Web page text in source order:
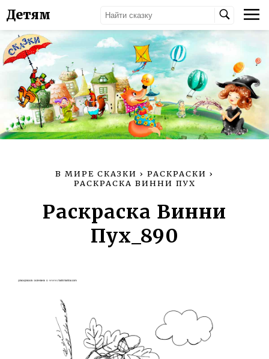
Детям
В МИРЕ СКАЗКИ › РАСКРАСКИ ›
РАСКРАСКА ВИННИ ПУХ
Раскраска Винни
Пух_890